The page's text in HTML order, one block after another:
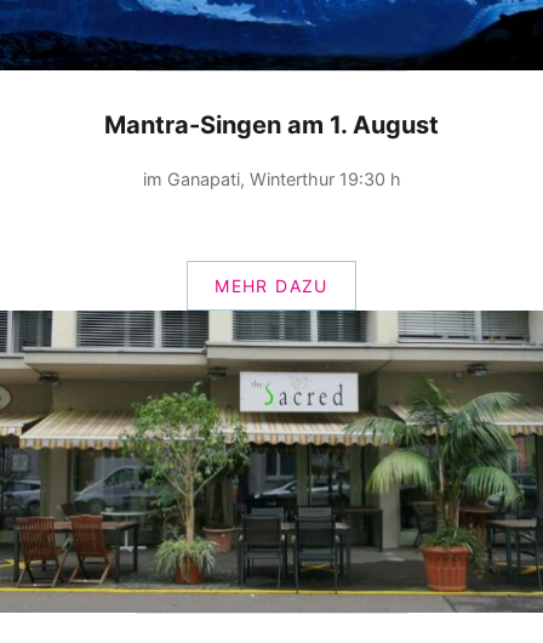
Mantra-Singen am 1. August
im Ganapati, Winterthur 19:30 h
MEHR DAZU